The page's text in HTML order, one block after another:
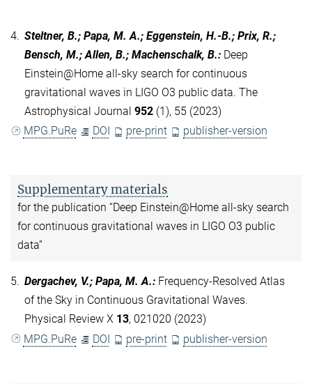
4. Steltner, B.; Papa, M. A.; Eggenstein, H.-B.; Prix, R.;
Bensch, M.; Allen, B.; Machenschalk, B.: Deep
Einstein@Home all-sky search for continuous
gravitational waves in LIGO O3 public data. The
Astrophysical Journal 952 (1), 55 (2023)
MPG.PuRe
DOI pre-print publisher-version
Supplementary materials
for the publication “Deep Einstein@Home all-sky search
for continuous gravitational waves in LIGO O3 public
data”
5. Dergachev, V.; Papa, M. A.: Frequency-Resolved Atlas
of the Sky in Continuous Gravitational Waves.
Physical Review X 13, 021020 (2023)
MPG.PuRe
DOI pre-print publisher-version